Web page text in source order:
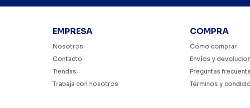
EMPRESA
Nosotros
Contacto
Tiendas
Trabaja con nosotros
COMPRA
Cómo comprar
Envíos y
Preguntas
Términos y